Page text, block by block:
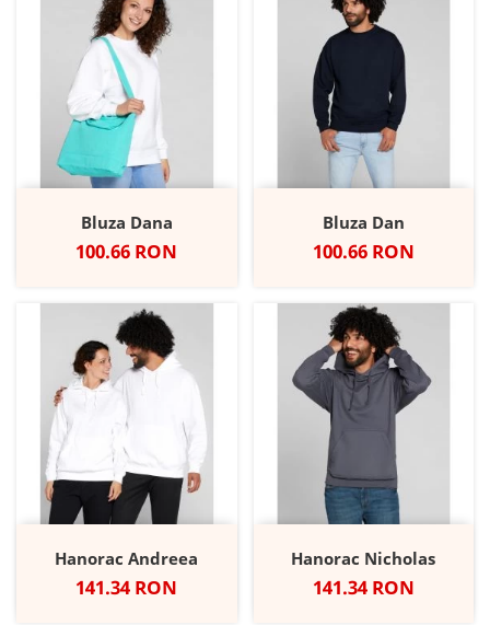
Bluza Dana
Pret
100.66 RON
Bluza Dan
Pret
100.66 RON
Hanorac Andreea
Pret
141.34 RON
Hanorac Nicholas
Pret
141.34 RON